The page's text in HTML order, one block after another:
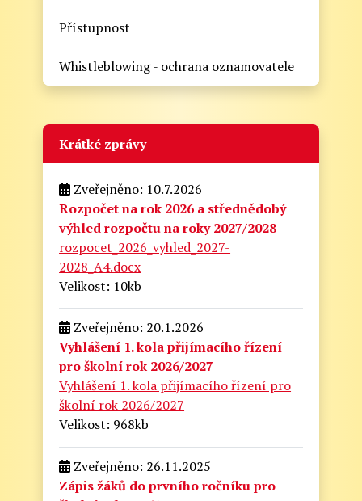
Přístupnost
Whistleblowing - ochrana oznamovatele
Krátké zprávy
Zveřejněno: 10.7.2026
Rozpočet na rok 2026 a střednědobý
výhled rozpočtu na roky 2027/2028
rozpocet_2026_vyhled_2027-
2028_A4.docx
Velikost: 10kb
Zveřejněno: 20.1.2026
Vyhlášení 1. kola přijímacího řízení
pro školní rok 2026/2027
Vyhlášení 1. kola přijímacího řízení pro
školní rok 2026/2027
Velikost: 968kb
Zveřejněno: 26.11.2025
Zápis žáků do prvního ročníku pro